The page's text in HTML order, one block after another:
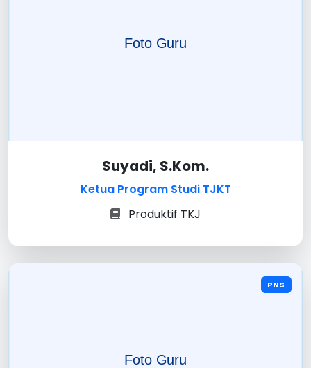
Suyadi, S.Kom.
Ketua Program Studi TJKT
Produktif TKJ
PNS